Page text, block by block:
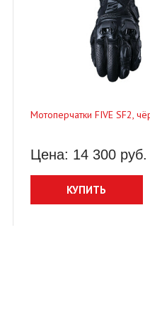
Мотоперчатки FIVE SF2,
Цена: 14 300 руб.
КУПИТЬ